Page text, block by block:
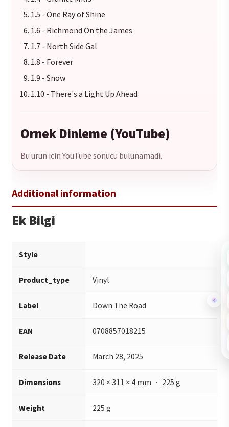
1.5 - One Ray of Shine
1.6 - Richmond On the James
1.7 - North Side Gal
1.8 - Forever
1.9 - Snow
1.10 - There's a Light Up Ahead
Ornek Dinleme (YouTube)
Bu urun icin YouTube sonucu bulunamadi.
Ek Bilgi
Style
Product_type Vinyl
Label Down The Road
EAN 0708857018215
Release Date March 28, 2025
Dimensions 320 × 311 × 4 mm · 225 g
Weight 225 g